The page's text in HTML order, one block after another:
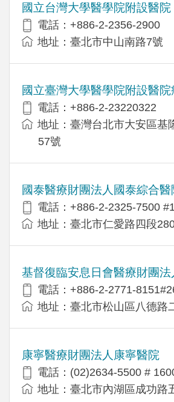
國立台灣大學醫學院附設醫院
電話：+886-2-2356-2900
地址：臺北市中山南路7號
國立臺灣大學醫學院附設醫
電話：+886-2-23220322
地址：臺灣台北市大安區基
57號
國泰醫療財團法人國泰綜合醫
電話：+886-2-2325-7500
地址：臺北市仁愛路四段
基督復臨安息日會醫療財團
電話：+886-2-2771-
地址：臺北市松山區八德路
康寧醫療財團法人康寧醫院
電話：(02)2634-5500 #
地址：臺北市內湖區成功路